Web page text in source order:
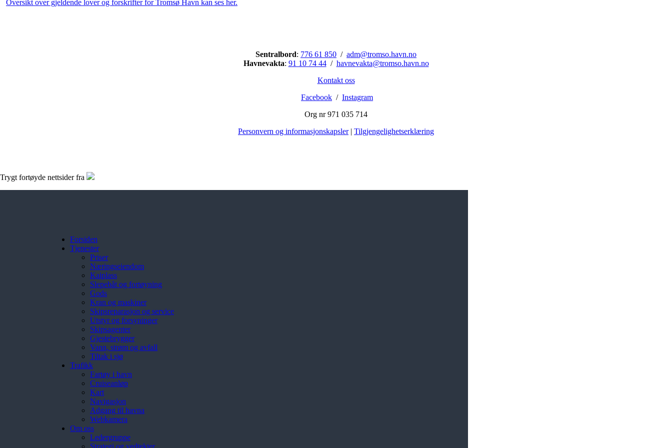
Oversikt over gjeldende lover og forskrifter for Tromsø Havn kan ses her.
Sentralbord: 776 61 850 / adm@tromso.havn.no
Havnevakta: 91 10 74 44/ havnevakta@tromso.havn.no
Kontakt oss
Facebook / Instagram
Org nr 971 035 714
Personvern og informasjonskapsler| Tilgjengelighetserklæring
Trygt fortøyde nettsider fra
Forsiden
Tjenester
Priser
Næringseiendom
Kaiplass
Slepebåt og fortøyning
Gods
Kran og maskiner
Skipsreparasjon og service
Utstyr og forsyninger
Skipsagenter
Gjestebrygger
Vann, strøm og avfall
Tiltak i sjø
Trafikk
Fartøy i havn
Cruiseanløp
Kart
Navigasjon
Adgang til havna
Webkamera
Om oss
Ledergruppe
Strategi og vedtekter